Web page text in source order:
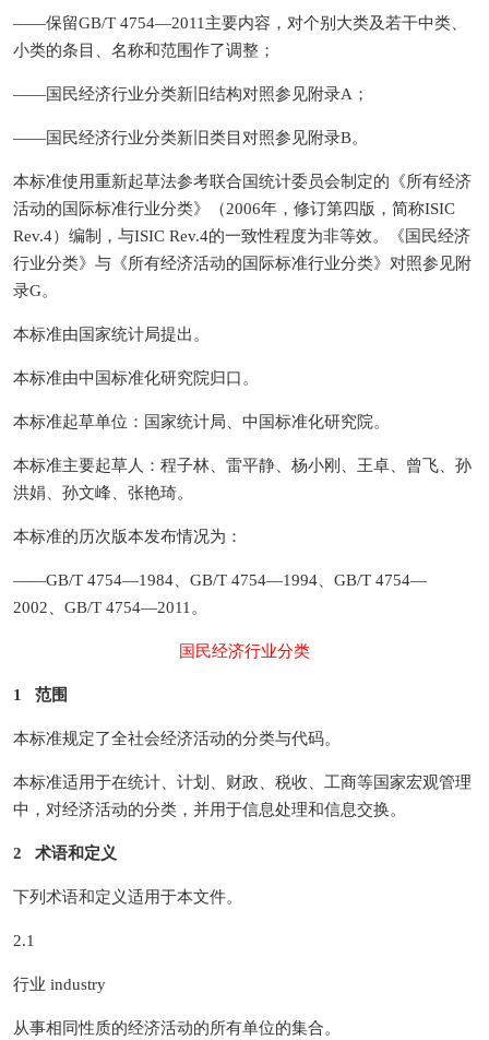
——保留GB/T 4754—2011主要内容，对个别大类及若干中类、
小类的条目、名称和范围作了调整；
——国民经济行业分类新旧结构对照参见附录A；
——国民经济行业分类新旧类目对照参见附录B。
本标准使用重新起草法参考联合国统计委员会制定的《所有经济
活动的国际标准行业分类》（2006年，修订第四版，简称ISIC
Rev.4）编制，与ISIC Rev.4的一致性程度为非等效。《国民经济
行业分类》与《所有经济活动的国际标准行业分类》对照参见附
录G。
本标准由国家统计局提出。
本标准由中国标准化研究院归口。
本标准起草单位：国家统计局、中国标准化研究院。
本标准主要起草人：程子林、雷平静、杨小刚、王卓、曾飞、孙
洪娟、孙文峰、张艳琦。
本标准的历次版本发布情况为：
——GB/T 4754—1984、GB/T 4754—1994、GB/T 4754—
2002、GB/T 4754—2011。
国民经济行业分类
1 范围
本标准规定了全社会经济活动的分类与代码。
本标准适用于在统计、计划、财政、税收、工商等国家宏观管理
中，对经济活动的分类，并用于信息处理和信息交换。
2 术语和定义
下列术语和定义适用于本文件。
2.1
行业 industry
从事相同性质的经济活动的所有单位的集合。